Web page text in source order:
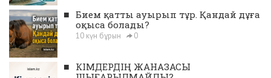
■ Бием қатты ауырып тұр. Қандай дұға
оқыса болады?
10 күн бұрын 0
■ КІМДЕРДІҢ ЖАНАЗАСЫ